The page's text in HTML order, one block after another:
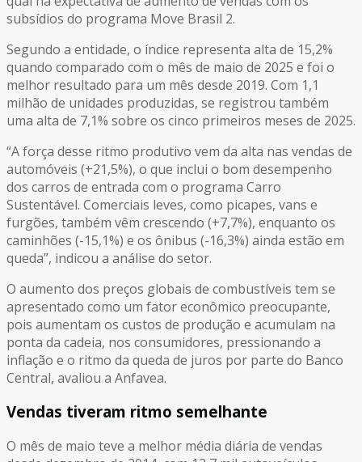
subsídios do programa Move Brasil 2.
Segundo a entidade, o índice representa alta de 15,2%
quando comparado com o mês de maio de 2025 e foi o
melhor resultado para um mês desde 2019. Com 1,1
milhão de unidades produzidas, se registrou também
uma alta de 7,1% sobre os cinco primeiros meses de 2025.
“A força desse ritmo produtivo vem da alta nas vendas de
automóveis (+21,5%), o que inclui o bom desempenho
dos carros de entrada com o programa Carro
Sustentável. Comerciais leves, como picapes, vans e
furgões, também vêm crescendo (+7,7%), enquanto os
caminhões (-15,1%) e os ônibus (-16,3%) ainda estão em
queda”, indicou a análise do setor.
O aumento dos preços globais de combustíveis tem se
apresentado como um fator econômico preocupante,
pois aumentam os custos de produção e acumulam na
ponta da cadeia, nos consumidores, pressionando a
inflação e o ritmo da queda de juros por parte do Banco
Central, avaliou a Anfavea.
Vendas tiveram ritmo semelhante
O mês de maio teve a melhor média diária de vendas